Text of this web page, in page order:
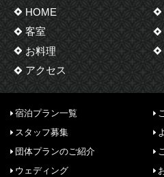
HOME
客室
お料理
アクセス
宿泊プラン一覧
スタッフ募集
団体プランのご紹介
ウェディング